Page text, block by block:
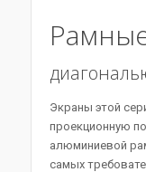
Экраны этой
проекционную
алюминиевой
самых